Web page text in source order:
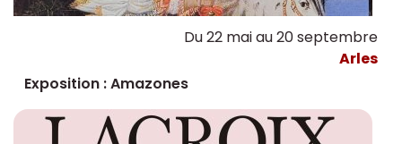
Du 22 mai au 20 septembre
Arles
Exposition : Amazones